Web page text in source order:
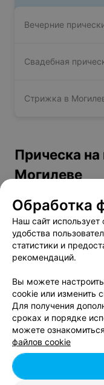
Вечерние
Свадебная
Стрижка в
Прическа
Могилеве
Вечерняя
Вечерняя
Вечерняя
Торжественная
Обработка
Наш сайт
удобства
статистики и
рекомендаций.
Вы можете
cookie или изменить
Для получения
сроках и порядке
можете
файлов cookie